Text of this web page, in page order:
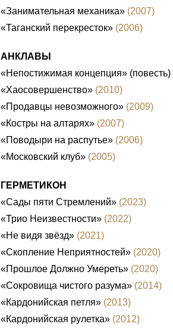
«Занимательная механика» (2007)
«Таганский перекресток» (2006)
АНКЛАВЫ
«Непостижимая концепция» (повесть)
«Хаосовершенство» (2010)
«Продавцы невозможного» (2009)
«Костры на алтарях» (2007)
«Поводыри на распутье» (2006)
«Московский клуб» (2005)
ГЕРМЕТИКОН
«Сады пяти Стремлений» (2023)
«Трио Неизвестности» (2022)
«Не видя звёзд» (2021)
«Скопление Неприятностей» (2020)
«Прошлое Должно Умереть» (2020)
«Сокровища чистого разума» (2014)
«Кардонийская петля» (2013)
«Кардонийская рулетка» (2012)